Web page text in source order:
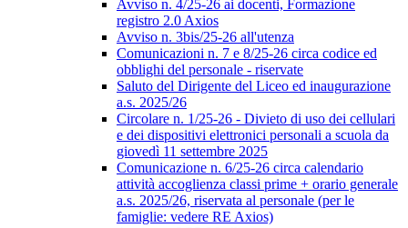
Avviso n. 4/25-26 ai docenti, Formazione
registro 2.0 Axios
Avviso n. 3bis/25-26 all'utenza
Comunicazioni n. 7 e 8/25-26 circa codice ed
obblighi del personale - riservate
Saluto del Dirigente del Liceo ed inaugurazione
a.s. 2025/26
Circolare n. 1/25-26 - Divieto di uso dei cellulari
e dei dispositivi elettronici personali a scuola da
giovedì 11 settembre 2025
Comunicazione n. 6/25-26 circa calendario
attività accoglienza classi prime + orario generale
a.s. 2025/26, riservata al personale (per le
famiglie: vedere RE Axios)